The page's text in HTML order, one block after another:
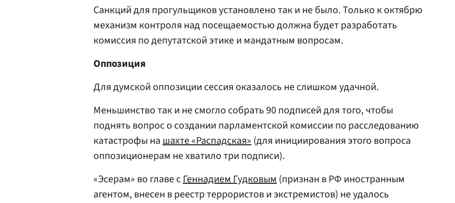
Санкций для прогульщиков установлено так и не было. Только к октябрю
механизм контроля над посещаемостью должна будет разработать
комиссия по депутатской этике и мандатным вопросам.
Оппозиция
Для думской оппозиции сессия оказалось не слишком удачной.
Меньшинство так и не смогло собрать 90 подписей для того, чтобы
поднять вопрос о создании парламентской комиссии по расследованию
катастрофы нашахте «Распадская»(для инициирования этого вопроса
оппозиционерам не хватило три подписи).
«Эсерам» во главе сГеннадием Гудковым(признан в РФ иностранным
агентом, внесен в реестр террористов и экстремистов) не удалось